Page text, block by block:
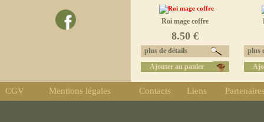
Roi mage coffre
8.50 €
plus de détails
Ajouter au panier
plus
CGV Mentions légales Contacts Liens